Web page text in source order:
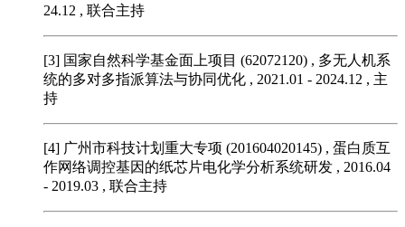
24.12 , 联合主持
[3] 国家自然科学基金面上项目 (62072120) , 多无人机系
统的多对多指派算法与协同优化 , 2021.01 - 2024.12 , 主
持
[4] 广州市科技计划重大专项 (201604020145) , 蛋白质互
作网络调控基因的纸芯片电化学分析系统研发 , 2016.04
- 2019.03 , 联合主持